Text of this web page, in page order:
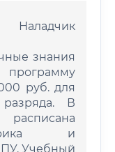
знания
программу
руб. для
В
и
Учебный